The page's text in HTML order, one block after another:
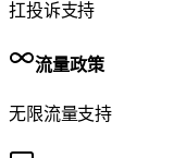
扛投诉支持
流量政策
无限流量支持